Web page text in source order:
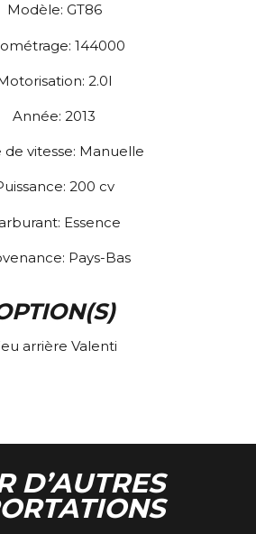
Modèle: GT86
144000
2.0l
Année: 2013
de vitesse: Manuelle
200 cv
Essence
Pays-Bas
arrière Valenti
D’AUTRES